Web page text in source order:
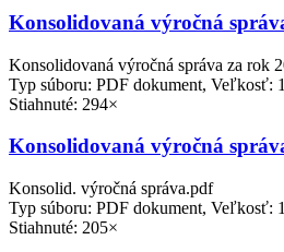
Konsolidovaná výročná
Konsolidovaná výročná správa za rok
Typ súboru: PDF dokument, Veľkosť:
Stiahnuté: 294×
Konsolidovaná výročná
Konsolid. výročná správa.pdf
Typ súboru: PDF dokument, Veľkosť:
Stiahnuté: 205×